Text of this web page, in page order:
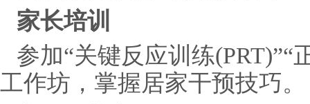
家长培训
参加“关键反应训练(PRT)”“
工作坊，掌握居家干预技巧。